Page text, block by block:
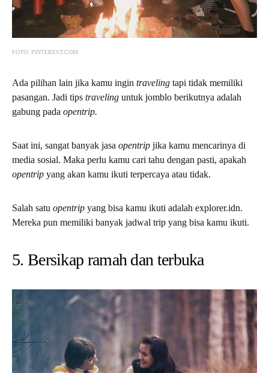
FOTO: PINTEREST.COM
Ada pilihan lain jika kamu ingin traveling tapi tidak memiliki
pasangan. Jadi tips traveling untuk jomblo berikutnya adalah
gabung pada opentrip.
Saat ini, sangat banyak jasa opentrip jika kamu mencarinya di
media sosial. Maka perlu kamu cari tahu dengan pasti, apakah
opentrip yang akan kamu ikuti terpercaya atau tidak.
Salah satu opentrip yang bisa kamu ikuti adalah explorer.idn.
Mereka pun memiliki banyak jadwal trip yang bisa kamu ikuti.
5. Bersikap ramah dan terbuka